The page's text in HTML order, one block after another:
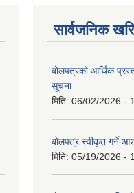
सार्वजनिक
बोलपत्रको आर्थिक
सूचना
मिति: 06/02/2026 -
बोलपत्र स्वीकृत गर्ने
मिति: 05/19/2026 -